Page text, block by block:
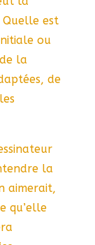
est
ou
la
de
la
aimerait,
qu’elle